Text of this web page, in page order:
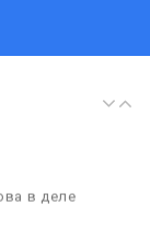
с
в деле